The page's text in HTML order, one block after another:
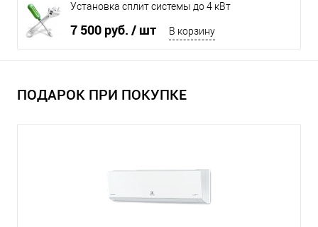
Установка сплит системы до 4 кВт
7 500 руб. / шт В корзину
ПОДАРОК ПРИ ПОКУПКЕ